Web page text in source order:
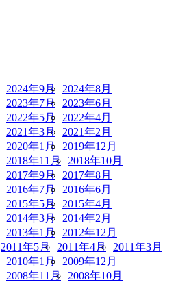
2024年9月 2024年8月
2023年7月 2023年6月
2022年5月 2022年4月
2021年3月 2021年2月
2020年1月 2019年12月
2018年11月 2018年10月
2017年9月 2017年8月
2016年7月 2016年6月
2015年5月 2015年4月
2014年3月 2014年2月
2013年1月 2012年12月
2011年5月 2011年4月 2011年3月
2010年1月 2009年12月
2008年11月 2008年10月